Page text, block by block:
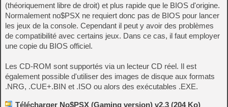
(théoriquement libre de droit) et plus rapide que le BIOS d'origine.
Normalement no$PSX ne requiert donc pas de BIOS pour lancer
les jeux de la console. Cependant il peut y avoir des problèmes
de compatibilité avec certains jeux. Dans ce cas, il faut employer
une copie du BIOS officiel.
Les CD-ROM sont supportés via un lecteur CD réel. Il est
également possible d'utiliser des images de disque aux formats
.NRG, .CUE+.BIN et .ISO ou alors des exécutables .EXE.
Télécharger No$PSX (Gaming version) v2.3 (204 Ko)